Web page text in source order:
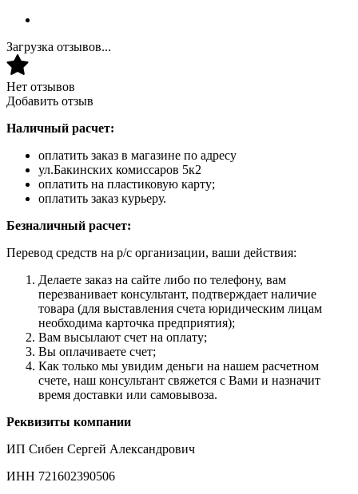
Загрузка отзывов...
Нет отзывов
Добавить отзыв
Наличный расчет:
оплатить заказ в магазине по адресу
ул.Бакинских комиссаров 5к2
оплатить на пластиковую карту;
оплатить заказ курьеру.
Безналичный расчет:
Перевод средств на р/с организации, ваши действия:
Делаете заказ на сайте либо по телефону, вам
перезванивает консультант, подтверждает наличие
товара (для выставления счета юридическим лицам
необходима карточка предприятия);
Вам высылают счет на оплату;
Вы оплачиваете счет;
Как только мы увидим деньги на нашем расчетном
счете, наш консультант свяжется с Вами и назначит
время доставки или самовывоза.
Реквизиты компании
ИП Сибен Сергей Александрович
ИНН 721602390506